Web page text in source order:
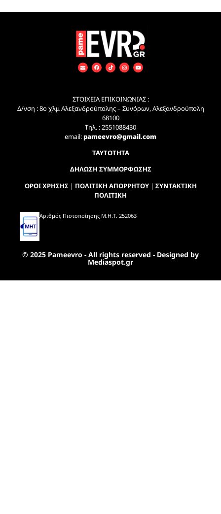
ΣΤΟΙΧΕΙΑ ΕΠΙΚΟΙΝΩΝΙΑΣ :
Δ/νση : 8ο χλμ Αλεξανδρούπολης – Συνόρων, Αλεξανδρούπολη
68100
Τηλ. : 2551088430
email:pameevro@gmail.com
ΤΑΥΤΟΤΗΤΑ
ΔΗΛΩΣΗ ΣΥΜΜΟΡΦΩΣΗΣ
ΟΡΟΙ ΧΡΗΣΗΣ| ΠΟΛΙΤΙΚΗ ΑΠΟΡΡΗΤΟΥ| ΣΥΝΤΑΚΤΙΚΗ
ΠΟΛΙΤΙΚΗ
Αριθμός Πιστοποίησης Μ.Η.Τ. 252063
© 2025 Pameevro - All rights reserved - Designed by
Mediaspot.gr